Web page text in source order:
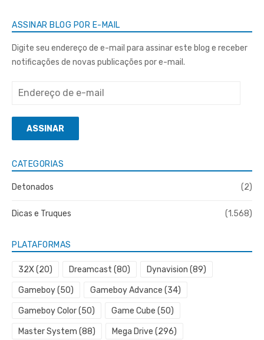
ASSINAR BLOG POR E-MAIL
Digite seu endereço de e-mail para assinar este blog e receber
notificações de novas publicações por e-mail.
Endereço
e-
mailASSINAR
CATEGORIAS
Detonados (2)
Dicas e Truques (1.568)
PLATAFORMAS
32X(20) Dreamcast (80) Dynavision (89)
Gameboy(50) Gameboy Advance (34)
Gameboy Color(50) Game Cube (50)
Master System (88) Mega Drive (296)